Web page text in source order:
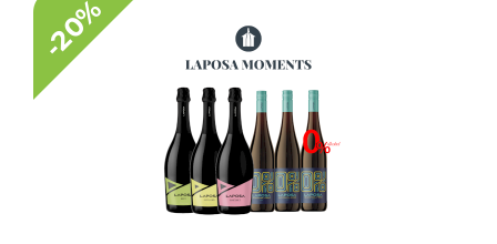
-20%